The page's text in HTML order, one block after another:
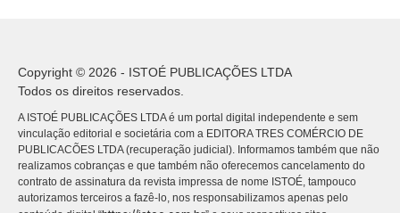
Copyright © 2026 - ISTOÉ PUBLICAÇÕES LTDA
Todos os direitos reservados.
A ISTOÉ PUBLICAÇÕES LTDA é um portal digital independente e sem
vinculação editorial e societária com a EDITORA TRES COMÉRCIO DE
PUBLICACÕES LTDA (recuperação judicial). Informamos também que não
realizamos cobranças e que também não oferecemos cancelamento do
contrato de assinatura da revista impressa de nome ISTOÉ, tampouco
autorizamos terceiros a fazê-lo, nos responsabilizamos apenas pelo